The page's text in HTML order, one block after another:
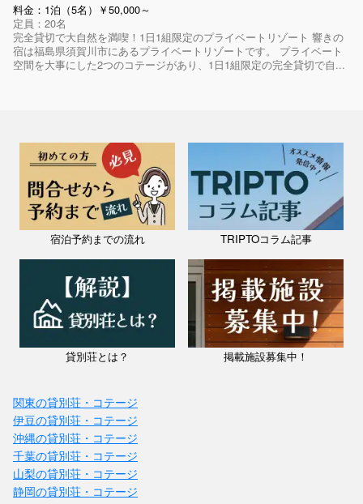
料金：1泊（5名）￥50,000～
定員：20名
完全貸切で大自然を満喫！1日1組限定のプライベートリゾート 響きの
宿は福島県須賀川市にあるプライベートリゾートです。 プライベート
空間を大事にした2つのコテージがあり、1日1組限定の完全貸切で自...
宿泊予約までの流れ TRIPTOコラム記事
貸別荘とは？ 掲載施設募集中！
関東の貸別荘・コテージ
伊豆の貸別荘・コテージ
沖縄の貸別荘・コテージ
千葉の貸別荘・コテージ
山梨の貸別荘・コテージ
静岡の貸別荘・コテージ